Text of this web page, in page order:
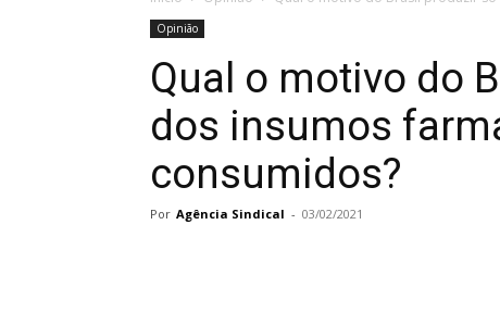
Opinião
Qual o motivo do
dos insumos
consumidos?
Por Agência Sindical - 03/02/2021